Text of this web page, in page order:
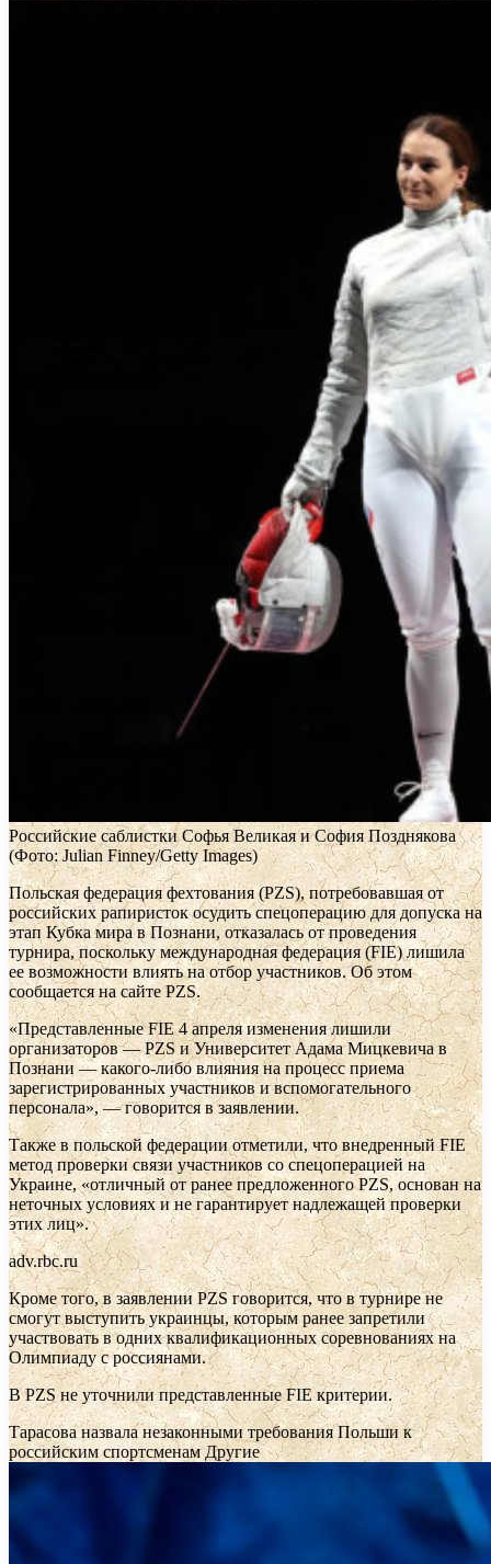
Российские саблистки Софья Великая и София Позднякова
(Фото: Julian Finney/Getty Images)
Польская федерация фехтования (PZS), потребовавшая от
российских рапиристок осудить спецоперацию для допуска на
этап Кубка мира в Познани, отказалась от проведения
турнира, поскольку международная федерация (FIE) лишила
ее возможности влиять на отбор участников. Об этом
сообщается на сайте PZS.
«Представленные FIE 4 апреля изменения лишили
организаторов — PZS и Университет Адама Мицкевича в
Познани — какого-либо влияния на процесс приема
зарегистрированных участников и вспомогательного
персонала», — говорится в заявлении.
Также в польской федерации отметили, что внедренный FIE
метод проверки связи участников со спецоперацией на
Украине, «отличный от ранее предложенного PZS, основан на
неточных условиях и не гарантирует надлежащей проверки
этих лиц».
adv.rbc.ru
Кроме того, в заявлении PZS говорится, что в турнире не
смогут выступить украинцы, которым ранее запретили
участвовать в одних квалификационных соревнованиях на
Олимпиаду с россиянами.
В PZS не уточнили представленные FIE критерии.
Тарасова назвала незаконными требования Польши к
российским спортсменам Другие